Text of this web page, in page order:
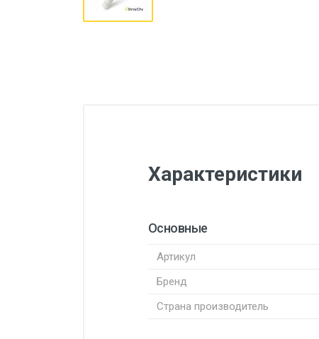
Характеристики
Основные
Артикул
Бренд
Страна производитель